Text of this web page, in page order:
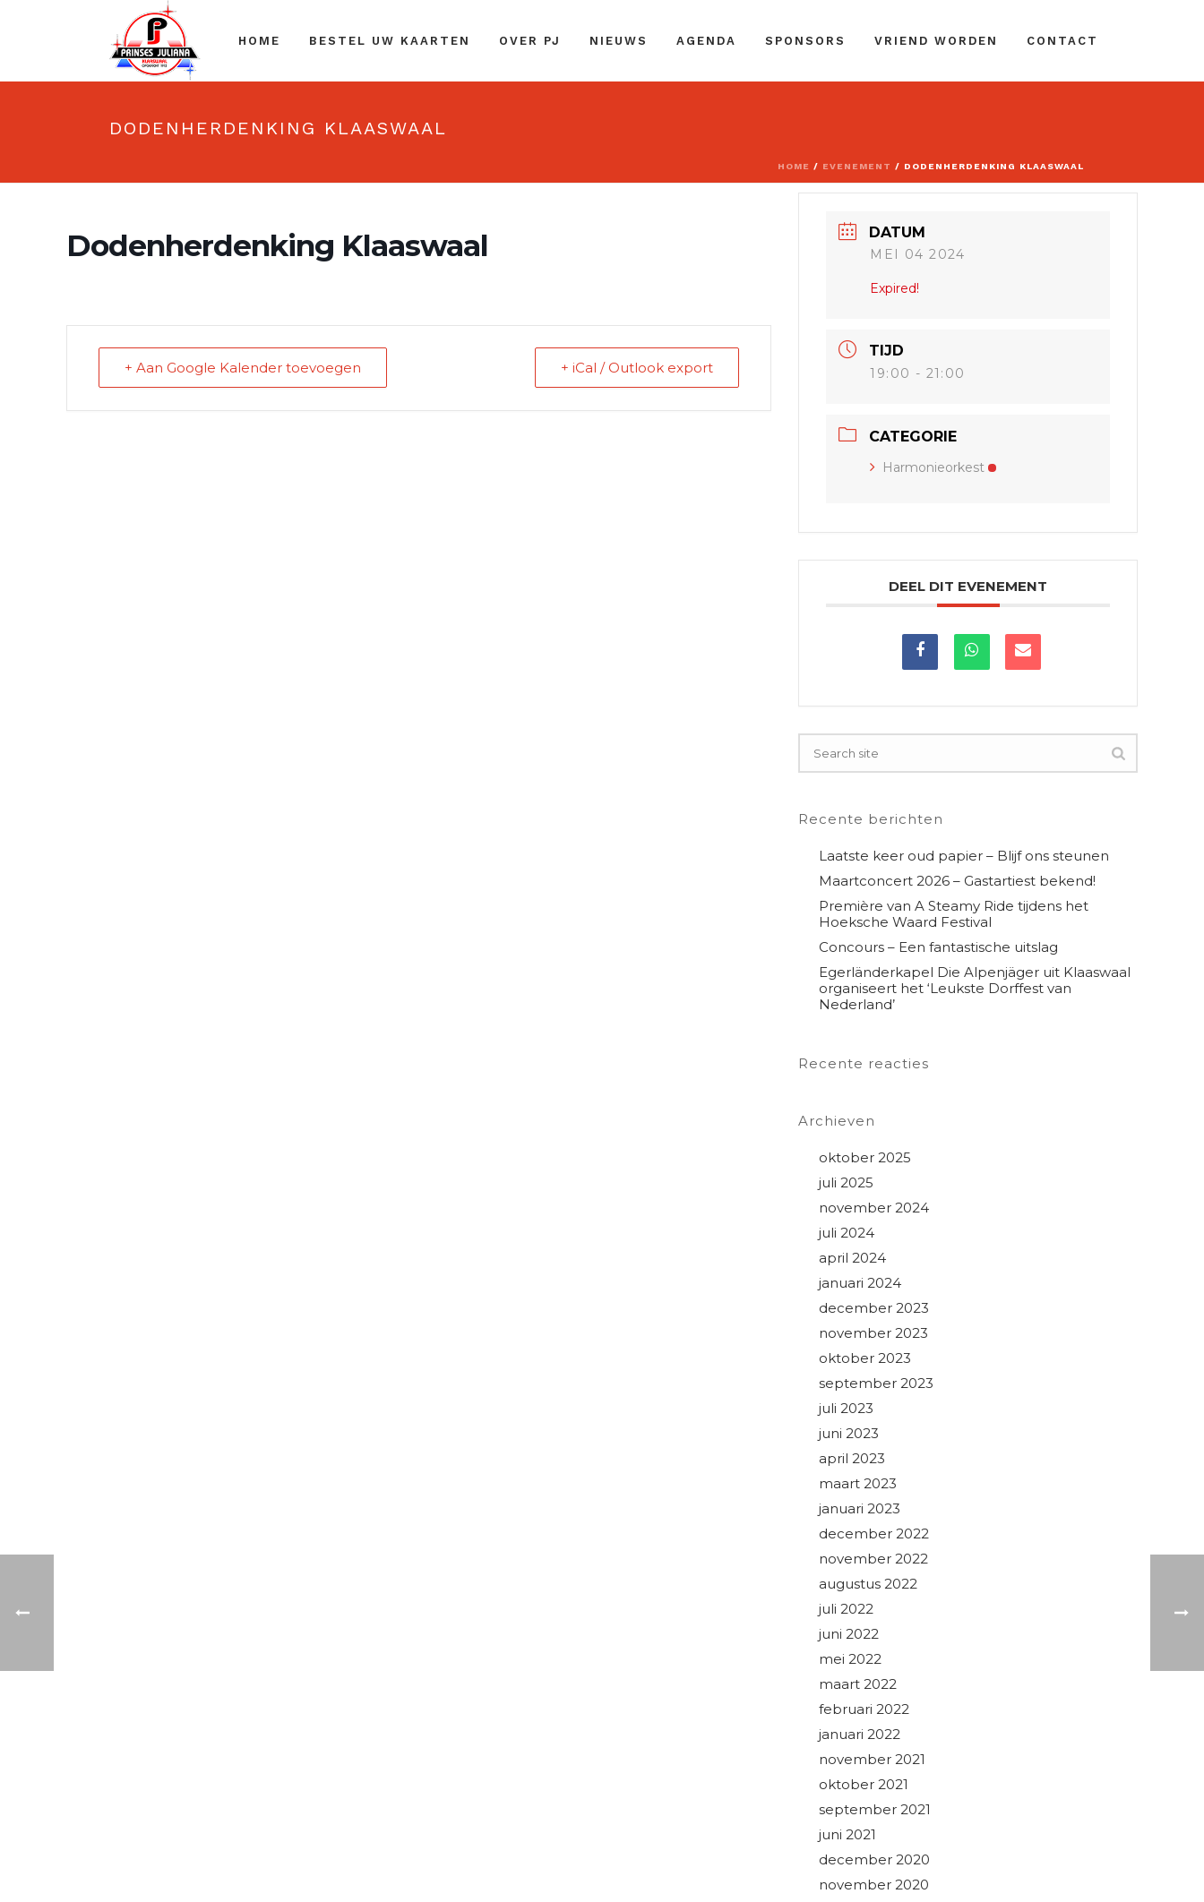
HOME BESTEL UW KAARTEN OVER PJ NIEUWS AGENDA SPONSORS VRIEND WORDEN CONTACT
DODENHERDENKING KLAASWAAL
HOME / EVENEMENT / DODENHERDENKING KLAASWAAL
Dodenherdenking Klaaswaal
+ Aan Google Kalender toevoegen + iCal / Outlook export
DATUM
MEI 04 2024
Expired!
TIJD
19:00 - 21:00
CATEGORIE
Harmonieorkest
DEEL DIT EVENEMENT
Recente berichten
Laatste keer oud papier – Blijf ons steunen
Maartconcert 2026 – Gastartiest bekend!
Première van A Steamy Ride tijdens het
Hoeksche Waard Festival
Concours – Een fantastische uitslag
Egerländerkapel Die Alpenjäger uit Klaaswaal
organiseert het ‘Leukste Dorffest van
Nederland’
Recente reacties
Archieven
oktober 2025
juli 2025
november 2024
juli 2024
april 2024
januari 2024
december 2023
november 2023
oktober 2023
september 2023
juli 2023
juni 2023
april 2023
maart 2023
januari 2023
december 2022
november 2022
augustus 2022
juli 2022
juni 2022
mei 2022
maart 2022
februari 2022
januari 2022
november 2021
oktober 2021
september 2021
juni 2021
december 2020
november 2020